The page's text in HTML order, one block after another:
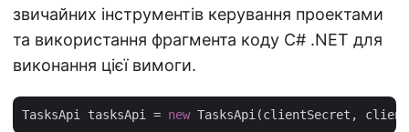
звичайних інструментів керування проектами
та використання фрагмента коду C# .NET для
виконання цієї вимоги.
TasksApi tasksApi = new